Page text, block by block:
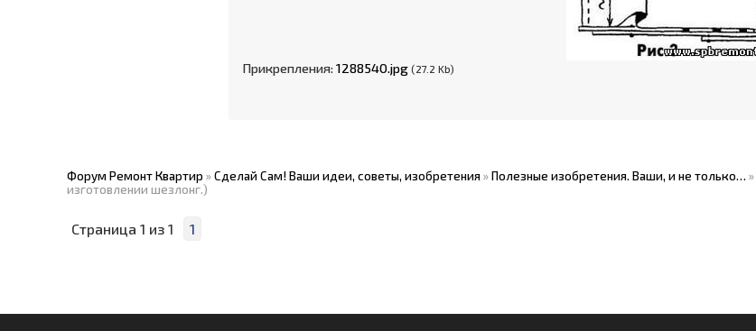
Прикрепления: 1288540.jpg (27.2 Kb)
Форум Ремонт Квартир »Сделай Сам! Ваши идеи, советы, изобретения»Полезные изобретения. Ваши, и не только… »
изготовлении шезлонг.)
Страница 1 из 1 1